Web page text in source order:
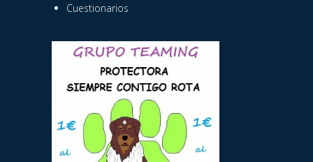
Cuestionarios